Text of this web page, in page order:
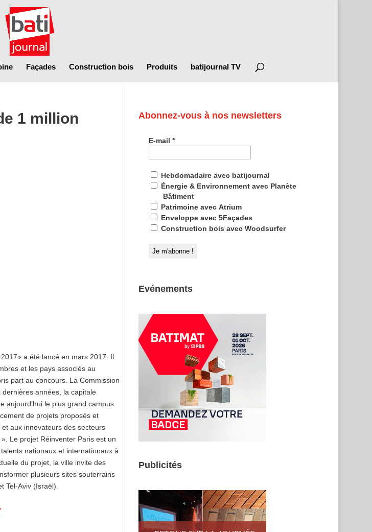
Façades Construction bois Produits batijournal TV
1 million
a été lancé en mars 2017. Il
et les pays associés au
part au concours. La Commission
années, la capitale
aujourd’hui le plus grand campus
de projets proposés et
aux innovateurs des secteurs
Le projet Réinventer Paris est un
nationaux et internationaux à
du projet, la ville invite des
plusieurs sites souterrains
Tel-Aviv (Israël).
Abonnez-vous à nos newsletters
E-mail*
Hebdomadaire avec batijournal
Énergie & Environnement avec Planète
Bâtiment
Patrimoine avec Atrium
Enveloppe avec 5Façades
Construction bois avec Woodsurfer
Evénements
Publicités